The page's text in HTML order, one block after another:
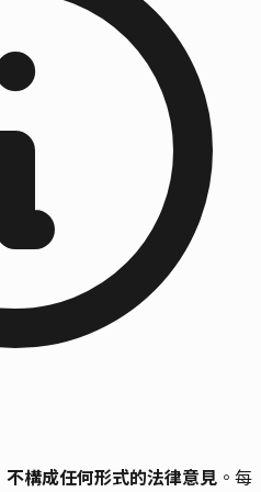
不構成任何形式的法律意見 。每